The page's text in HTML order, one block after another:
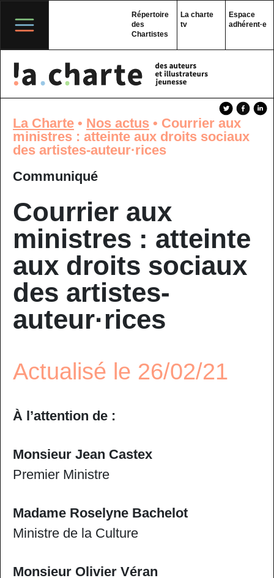
content
Répertoire
des
Chartistes
La charte
tv
Espace
adhérent·e
La Charte • Nos actus • Courrier aux
ministres : atteinte aux droits sociaux
des artistes-auteur·rices
Communiqué
Courrier aux
ministres : atteinte
aux droits sociaux
des artistes-
auteur·rices
Actualisé le 26/02/21
À l’attention de :
Monsieur Jean Castex
Premier Ministre
Madame Roselyne Bachelot
Ministre de la Culture
Monsieur Olivier Véran